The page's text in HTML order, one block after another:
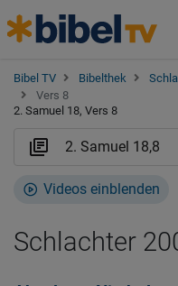
Bibel TV Bibelthek
Vers 8
2. Samuel 18, Vers 8
Videos einblenden
Schlachter